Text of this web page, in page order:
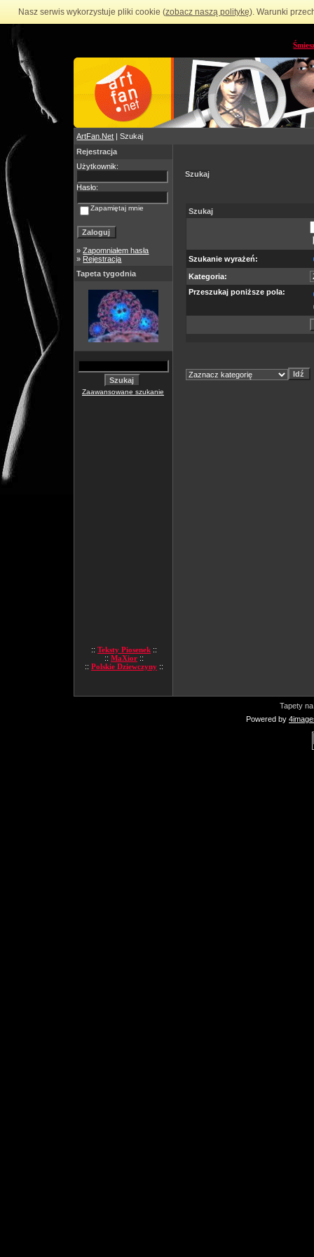
Nasz serwis wykorzystuje pliki cookie (zobacz naszą politykę). Warunki
ArtFan.Net | Szukaj
Rejestracja
Użytkownik:
Hasło:
Zapamiętaj mnie
»Zapomniałem hasła
» Rejestracja
Tapeta tygodnia
Zaawansowane szukanie
:: Teksty Piosenek ::
:: MaXior ::
:: Polskie Dziewczyny ::
Szukaj
Szukaj
Szukanie wyrażeń:
Kategoria:
Przeszukaj poniższe pola:
Tapety
Powered by